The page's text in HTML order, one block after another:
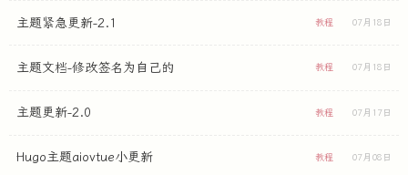
主题紧急更新-2.1 教程 07月18日
主题文档-修改签名为自己的 教程 07月18日
主题更新-2.0 教程 07月17日
Hugo主题aiovtue小更新 教程 07月08日